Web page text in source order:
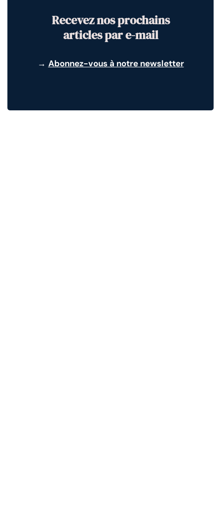
Recevez nos prochains
articles par e-mail
→ Abonnez-vous à notre newsletter